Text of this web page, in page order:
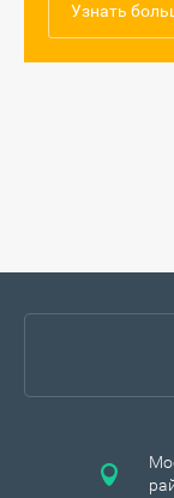
Узнать